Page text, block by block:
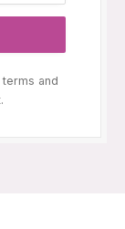
and